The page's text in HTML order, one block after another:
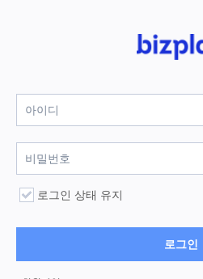
로그인 상태 유지
로그인